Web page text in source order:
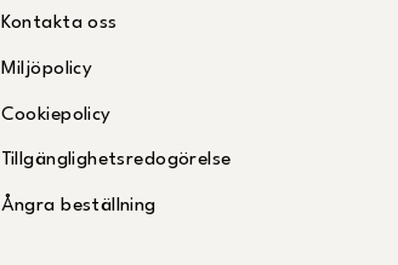
Kontakta oss
Miljöpolicy
Cookiepolicy
Tillgänglighetsredogörelse
Ångra beställning